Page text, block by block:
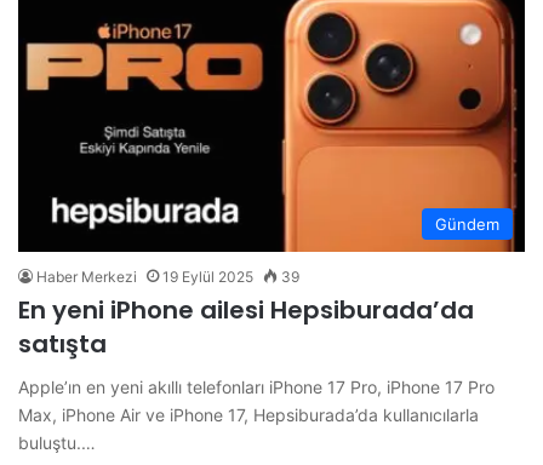
Gündem
Haber Merkezi 19 Eylül 2025 39
En yeni iPhone ailesi Hepsiburada’da
satışta
Apple’ın en yeni akıllı telefonları iPhone 17 Pro, iPhone 17 Pro
Max, iPhone Air ve iPhone 17, Hepsiburada’da kullanıcılarla
buluştu.…